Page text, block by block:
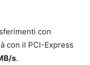
con
con il PCI-Express
s.